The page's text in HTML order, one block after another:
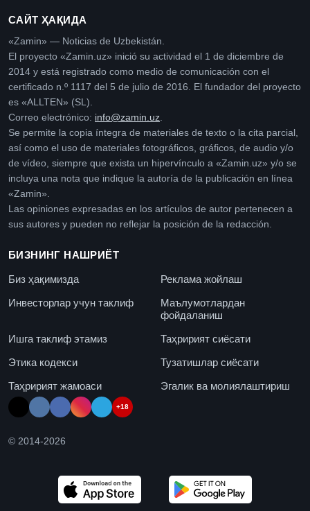
САЙТ ҲАҚИДА
«Zamin» — Noticias de Uzbekistán.
El proyecto «Zamin.uz» inició su actividad el 1 de diciembre de
2014 y está registrado como medio de comunicación con el
certificado n.º 1117 del 5 de julio de 2016. El fundador del proyecto
es «ALLTEN» (SL).
Correo electrónico: info@zamin.uz
Se permite la copia íntegra de materiales de texto o la cita parcial,
así como el uso de materiales fotográficos, gráficos, de audio y/o
de vídeo, siempre que exista un hipervínculo a «Zamin.uz» y/o se
incluya una nota que indique la autoría de la publicación en línea
«Zamin».
Las opiniones expresadas en los artículos de autor pertenecen a
sus autores y pueden no reflejar la posición de la redacción.
БИЗНИНГ НАШРИЁТ
Биз ҳақимизда
Реклама жойлаш
Инвесторлар учун таклиф
Маълумотлардан
фойдаланиш
Ишга таклиф этамиз
Таҳририят сиёсати
Этика кодекси
Тузатишлар сиёсати
Таҳририят жамоаси
Эгалик ва молиялаштириш
+18
© 2014-2026